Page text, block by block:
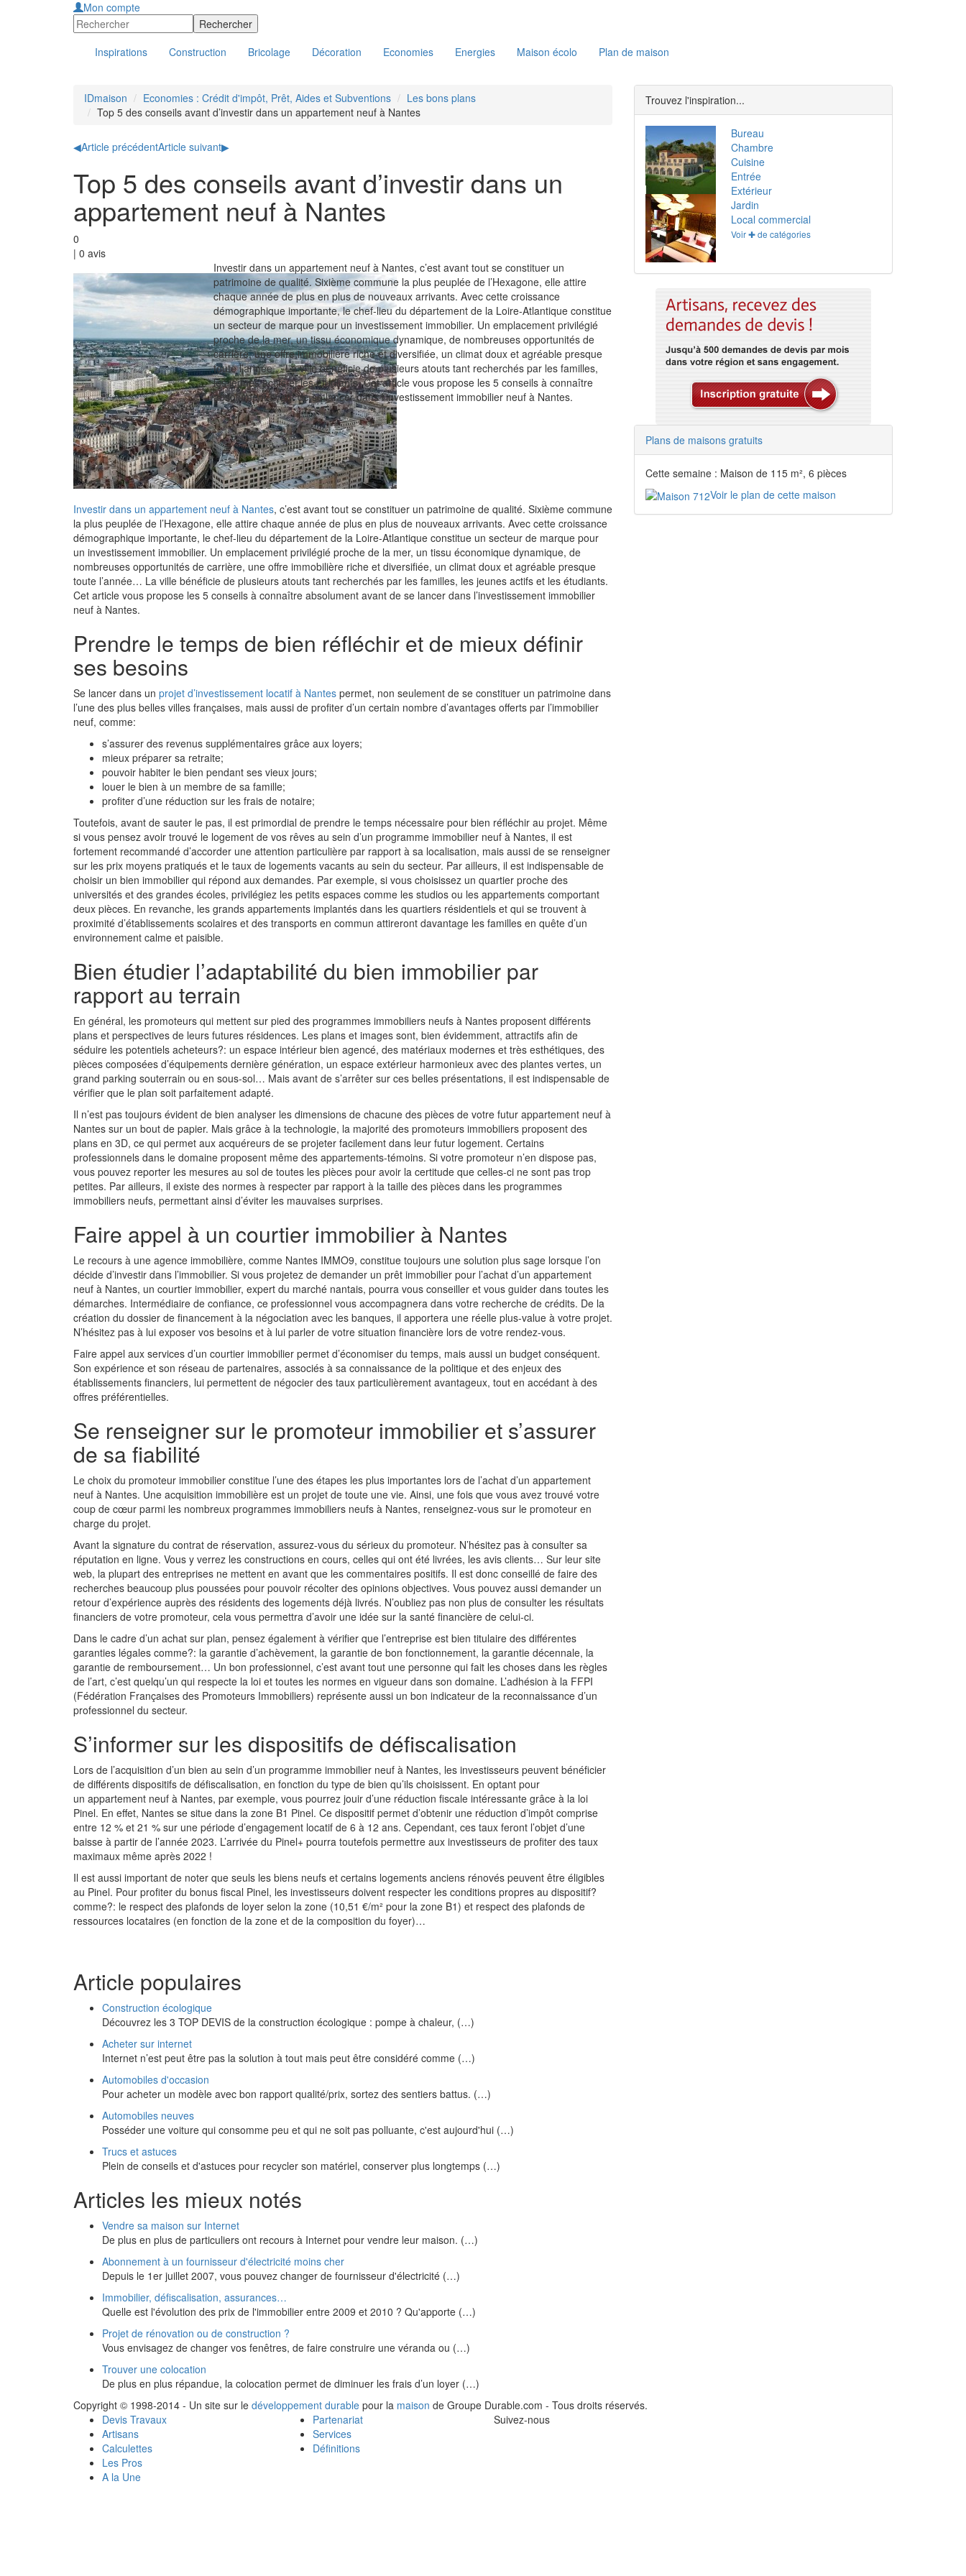
Mon compte
Inspirations Construction Bricolage Décoration Economies Energies Maison écolo Plan de maison
IDmaison Economies : Crédit d'impôt, Prêt, Aides et Subventions
Les bons plans
Top 5 des conseils avant d’investir dans un appartement neuf à Nantes
◀Article précédentArticle suivant▶
Top 5 des conseils avant d’investir dans un
appartement neuf à Nantes
0
| 0 avis
Investir dans un appartement neuf à Nantes, c’est avant tout se constituer un
patrimoine de qualité. Sixième commune la plus peuplée de l’Hexagone, elle attire
chaque année de plus en plus de nouveaux arrivants. Avec cette croissance
démographique importante, le chef-lieu du département de la Loire-Atlantique constitue
un secteur de marque pour un investissement immobilier. Un emplacement privilégié
proche de la mer, un tissu économique dynamique, de nombreuses opportunités de
carrière, une offre immobilière riche et diversifiée, un climat doux et agréable presque
toute l’année… La ville bénéficie de plusieurs atouts tant recherchés par les familles,
les jeunes actifs et les étudiants. Cet article vous propose les 5 conseils à connaître
absolument avant de se lancer dans l’investissement immobilier neuf à Nantes.
Investir dans un appartement neuf à Nantes, c’est avant tout se constituer un patrimoine de qualité. Sixième commune
la plus peuplée de l’Hexagone, elle attire chaque année de plus en plus de nouveaux arrivants. Avec cette croissance
démographique importante, le chef-lieu du département de la Loire-Atlantique constitue un secteur de marque pour
un investissement immobilier. Un emplacement privilégié proche de la mer, un tissu économique dynamique, de
nombreuses opportunités de carrière, une offre immobilière riche et diversifiée, un climat doux et agréable presque
toute l’année… La ville bénéficie de plusieurs atouts tant recherchés par les familles, les jeunes actifs et les étudiants.
Cet article vous propose les 5 conseils à connaître absolument avant de se lancer dans l’investissement immobilier
neuf à Nantes.
Prendre le temps de bien réfléchir et de mieux définir
ses besoins
Se lancer dans un projet d’investissement locatif à Nantes permet, non seulement de se constituer un patrimoine dans
l’une des plus belles villes françaises, mais aussi de profiter d’un certain nombre d’avantages offerts par l’immobilier
neuf, comme:
s’assurer des revenus supplémentaires grâce aux loyers;
mieux préparer sa retraite;
pouvoir habiter le bien pendant ses vieux jours;
louer le bien à un membre de sa famille;
profiter d’une réduction sur les frais de notaire;
Toutefois, avant de sauter le pas, il est primordial de prendre le temps nécessaire pour bien réfléchir au projet. Même
si vous pensez avoir trouvé le logement de vos rêves au sein d’un programme immobilier neuf à Nantes, il est
fortement recommandé d’accorder une attention particulière par rapport à sa localisation, mais aussi de se renseigner
sur les prix moyens pratiqués et le taux de logements vacants au sein du secteur. Par ailleurs, il est indispensable de
choisir un bien immobilier qui répond aux demandes. Par exemple, si vous choisissez un quartier proche des
universités et des grandes écoles, privilégiez les petits espaces comme les studios ou les appartements comportant
deux pièces. En revanche, les grands appartements implantés dans les quartiers résidentiels et qui se trouvent à
proximité d’établissements scolaires et des transports en commun attireront davantage les familles en quête d’un
environnement calme et paisible.
Bien étudier l’adaptabilité du bien immobilier par
rapport au terrain
En général, les promoteurs qui mettent sur pied des programmes immobiliers neufs à Nantes proposent différents
plans et perspectives de leurs futures résidences. Les plans et images sont, bien évidemment, attractifs afin de
séduire les potentiels acheteurs?: un espace intérieur bien agencé, des matériaux modernes et très esthétiques, des
pièces composées d’équipements dernière génération, un espace extérieur harmonieux avec des plantes vertes, un
grand parking souterrain ou en sous-sol… Mais avant de s’arrêter sur ces belles présentations, il est indispensable de
vérifier que le plan soit parfaitement adapté.
Il n’est pas toujours évident de bien analyser les dimensions de chacune des pièces de votre futur appartement neuf à
Nantes sur un bout de papier. Mais grâce à la technologie, la majorité des promoteurs immobiliers proposent des
plans en 3D, ce qui permet aux acquéreurs de se projeter facilement dans leur futur logement. Certains
professionnels dans le domaine proposent même des appartements-témoins. Si votre promoteur n’en dispose pas,
vous pouvez reporter les mesures au sol de toutes les pièces pour avoir la certitude que celles-ci ne sont pas trop
petites. Par ailleurs, il existe des normes à respecter par rapport à la taille des pièces dans les programmes
immobiliers neufs, permettant ainsi d’éviter les mauvaises surprises.
Faire appel à un courtier immobilier à Nantes
Le recours à une agence immobilière, comme Nantes IMMO9, constitue toujours une solution plus sage lorsque l’on
décide d’investir dans l’immobilier. Si vous projetez de demander un prêt immobilier pour l’achat d’un appartement
neuf à Nantes, un courtier immobilier, expert du marché nantais, pourra vous conseiller et vous guider dans toutes les
démarches. Intermédiaire de confiance, ce professionnel vous accompagnera dans votre recherche de crédits. De la
création du dossier de financement à la négociation avec les banques, il apportera une réelle plus-value à votre projet.
N’hésitez pas à lui exposer vos besoins et à lui parler de votre situation financière lors de votre rendez-vous.
Faire appel aux services d’un courtier immobilier permet d’économiser du temps, mais aussi un budget conséquent.
Son expérience et son réseau de partenaires, associés à sa connaissance de la politique et des enjeux des
établissements financiers, lui permettent de négocier des taux particulièrement avantageux, tout en accédant à des
offres préférentielles.
Se renseigner sur le promoteur immobilier et s’assurer
de sa fiabilité
Le choix du promoteur immobilier constitue l’une des étapes les plus importantes lors de l’achat d’un appartement
neuf à Nantes. Une acquisition immobilière est un projet de toute une vie. Ainsi, une fois que vous avez trouvé votre
coup de cœur parmi les nombreux programmes immobiliers neufs à Nantes, renseignez-vous sur le promoteur en
charge du projet.
Avant la signature du contrat de réservation, assurez-vous du sérieux du promoteur. N’hésitez pas à consulter sa
réputation en ligne. Vous y verrez les constructions en cours, celles qui ont été livrées, les avis clients… Sur leur site
web, la plupart des entreprises ne mettent en avant que les commentaires positifs. Il est donc conseillé de faire des
recherches beaucoup plus poussées pour pouvoir récolter des opinions objectives. Vous pouvez aussi demander un
retour d’expérience auprès des résidents des logements déjà livrés. N’oubliez pas non plus de consulter les résultats
financiers de votre promoteur, cela vous permettra d’avoir une idée sur la santé financière de celui-ci.
Dans le cadre d’un achat sur plan, pensez également à vérifier que l’entreprise est bien titulaire des différentes
garanties légales comme?: la garantie d’achèvement, la garantie de bon fonctionnement, la garantie décennale, la
garantie de remboursement… Un bon professionnel, c’est avant tout une personne qui fait les choses dans les règles
de l’art, c’est quelqu’un qui respecte la loi et toutes les normes en vigueur dans son domaine. L’adhésion à la FFPI
(Fédération Françaises des Promoteurs Immobiliers) représente aussi un bon indicateur de la reconnaissance d’un
professionnel du secteur.
S’informer sur les dispositifs de défiscalisation
Lors de l’acquisition d’un bien au sein d’un programme immobilier neuf à Nantes, les investisseurs peuvent bénéficier
de différents dispositifs de défiscalisation, en fonction du type de bien qu’ils choisissent. En optant pour
un appartement neuf à Nantes, par exemple, vous pourrez jouir d’une réduction fiscale intéressante grâce à la loi
Pinel. En effet, Nantes se situe dans la zone B1 Pinel. Ce dispositif permet d’obtenir une réduction d’impôt comprise
entre 12 % et 21 % sur une période d’engagement locatif de 6 à 12 ans. Cependant, ces taux feront l’objet d’une
baisse à partir de l’année 2023. L’arrivée du Pinel+ pourra toutefois permettre aux investisseurs de profiter des taux
maximaux même après 2022 !
Il est aussi important de noter que seuls les biens neufs et certains logements anciens rénovés peuvent être éligibles
au Pinel. Pour profiter du bonus fiscal Pinel, les investisseurs doivent respecter les conditions propres au dispositif?
comme?: le respect des plafonds de loyer selon la zone (10,51 €/m² pour la zone B1) et respect des plafonds de
ressources locataires (en fonction de la zone et de la composition du foyer)…
Article populaires
Construction écologique
Découvrez les 3 TOP DEVIS de la construction écologique : pompe à chaleur, (…)
Acheter sur internet
Internet n’est peut être pas la solution à tout mais peut être considéré comme (…)
Automobiles d'occasion
Pour acheter un modèle avec bon rapport qualité/prix, sortez des sentiers battus. (…)
Automobiles neuves
Posséder une voiture qui consomme peu et qui ne soit pas polluante, c'est aujourd'hui (…)
Trucs et astuces
Plein de conseils et d'astuces pour recycler son matériel, conserver plus longtemps (…)
Articles les mieux notés
Vendre sa maison sur Internet
De plus en plus de particuliers ont recours à Internet pour vendre leur maison. (…)
Abonnement à un fournisseur d'électricité moins cher
Depuis le 1er juillet 2007, vous pouvez changer de fournisseur d'électricité (…)
Immobilier, défiscalisation, assurances…
Quelle est l'évolution des prix de l'immobilier entre 2009 et 2010 ? Qu'apporte (…)
Projet de rénovation ou de construction ?
Vous envisagez de changer vos fenêtres, de faire construire une véranda ou (…)
Trouver une colocation
De plus en plus répandue, la colocation permet de diminuer les frais d’un loyer (…)
Trouvez l'inspiration...
Bureau
Chambre
Cuisine
Entrée
Extérieur
Jardin
Local commercial
Voir ✚ de catégories
Plans de maisons gratuits
Cette semaine : Maison de 115 m², 6 pièces
Voir le plan de cette maison
Copyright © 1998-2014 - Un site sur le développement durable pour la maison de Groupe Durable.com - Tous droits réservés.
Devis Travaux
Artisans
Calculettes
Les Pros
A la Une
Partenariat
Services
Définitions
Suivez-nous